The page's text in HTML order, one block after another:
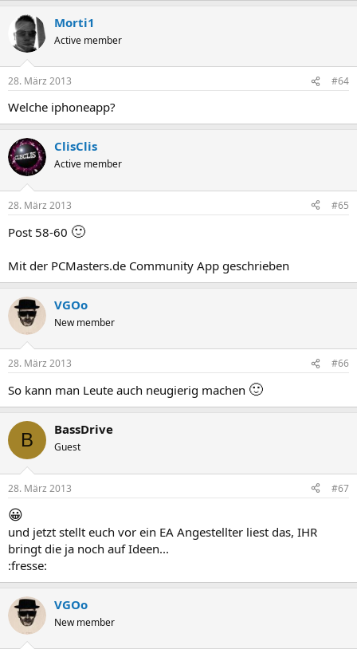
Morti1
Active member
28. März 2013 #64
Welche iphoneapp?
ClisClis
Active member
28. März 2013 #65
Post 58-60 🙂
Mit der PCMasters.de Community App geschrieben
VGOo
New member
28. März 2013 #66
So kann man Leute auch neugierig machen 🙂
B BassDrive
Guest
28. März 2013 #67
😀
und jetzt stellt euch vor ein EA Angestellter liest das, IHR
bringt die ja noch auf Ideen...
:fresse:
VGOo
New member